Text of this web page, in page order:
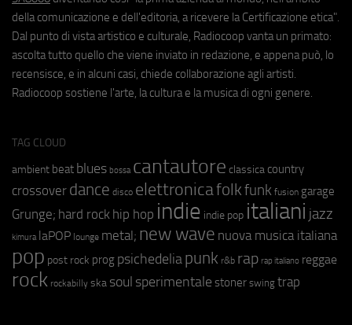
della comunicazione e dell'editoria, a ricevere la Certificazione etica".
Dal punto di vista artistico e culturale, Radiocoop vanta un primato:
ascolta tutto quello che viene inviato in redazione, e appena può, lo
recensisce, e in alcuni casi, chiede collaborazione agli artisti.
Radiocoop sostiene l'arte, la cultura e la musica di ogni genere.
TAG CLOUD
ambient beat blues bossa cantautore classica country
crossover dance disco elettronicafolkfunk fusion garage
Grunge; hard rock hip hop indie indie pop italiani jazz
kimura laPOP lounge metal; new wave nuova musica italiana
pop post rock prog psichedeliapunk r&b rap rap italiano reggae
rock rockabilly ska soul sperimentale stoner swing trap